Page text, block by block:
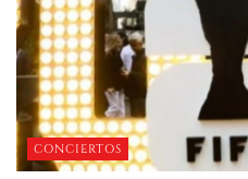
CONCIERTOS